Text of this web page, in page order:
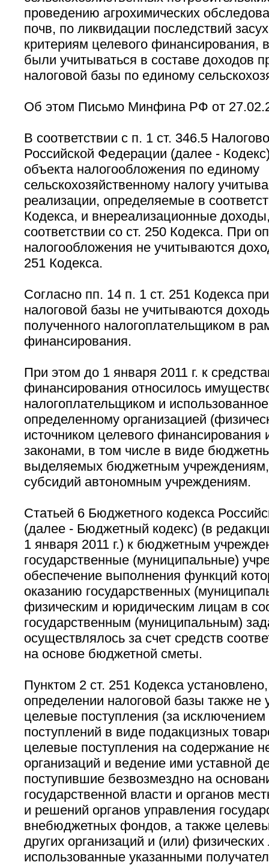
проведению агрохимических
почв, по ликвидации последствий
критериям целевого финансирования,
были учитываться в составе доходов
налоговой базы по единому
Об этом Письмо Минфина РФ от
В соответствии с п. 1 ст. 346.5
Российской Федерации (далее -
объекта налогообложения по единому
сельскохозяйственному налогу
реализации, определяемые в
Кодекса, и внереализационные
соответствии со ст. 250 Кодекса. При
налогообложения не учитываются
251 Кодекса.
Согласно пп. 14 п. 1 ст. 251 Кодекса
налоговой базы не учитываются
полученного налогоплательщиком в
финансирования.
При этом до 1 января 2011 г. к
финансирования относилось
налогоплательщиком и
определенному организацией
источником целевого
законами, в том числе в виде
выделяемых бюджетным учреждениям,
субсидий автономным учреждениям.
Статьей 6 Бюджетного кодекса
(далее - Бюджетный кодекс) (в
1 января 2011 г.) к бюджетным
государственные (муниципальные)
обеспечение выполнения функций
оказанию государственных
физическим и юридическим лицам в
государственным (муниципальным)
осуществлялось за счет средств
на основе бюджетной сметы.
Пунктом 2 ст. 251 Кодекса
определении налоговой базы также не
целевые поступления (за
поступлений в виде подакцизных
целевые поступления на содержание
организаций и ведение ими уставной
поступившие безвозмездно на
государственной власти и органов
и решений органов управления
внебюджетных фондов, а также
других организаций и (или)
использованные указанными